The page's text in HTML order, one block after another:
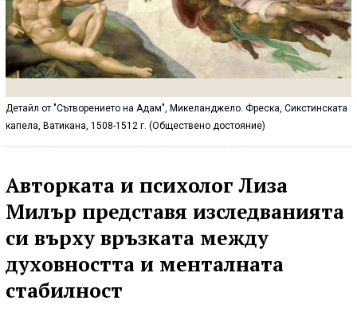
Детайл от "Сътворението на Адам", Микеланджело. Фреска, Сикстинската
капела, Ватикана, 1508-1512 г. (Обществено достояние)
Авторката и психолог Лиза
Милър представя изследванията
си върху връзката между
духовността и менталната
стабилност